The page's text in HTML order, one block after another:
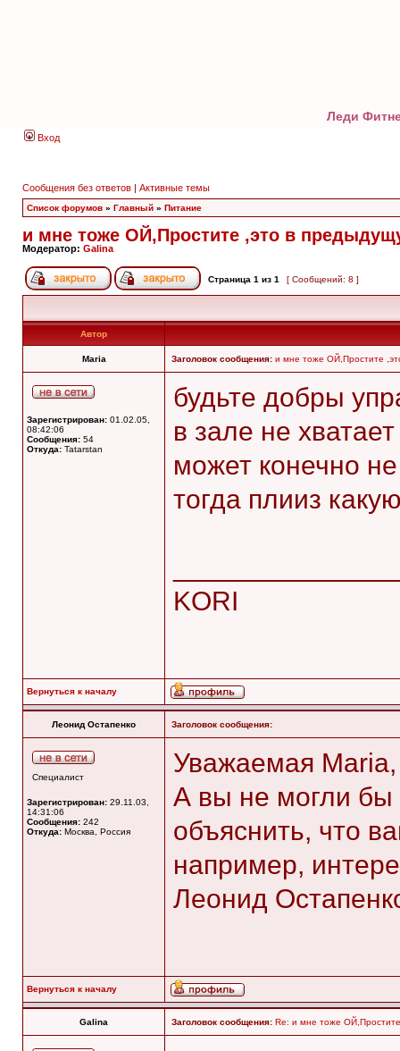
Леди
Вход
Сообщения без ответов | Активные темы
Список форумов » Главный » Питание
и мне тоже ОЙ,Простите ,это в
Модератор: Galina
Страница 1 из 1 [ Сообщений: 8 ]
Автор
Maria Заголовок сообщения: и мне тоже ОЙ,Простите
Зарегистрирован: 01.02.05,
08:42:06
Сообщения: 54
Откуда: Tatarstan
будьте добры
в зале не
может конечно
тогда плииз
KORI
Вернуться к началу
Леонид Остапенко Заголовок сообщения:
Специалист
Зарегистрирован: 29.11.03,
14:31:06
Сообщения: 242
Откуда: Москва, Россия
Уважаемая Maria,
А вы не могли бы
объяснить, что
например,
Леонид
Вернуться к началу
Galina Заголовок сообщения: Re: и мне тоже